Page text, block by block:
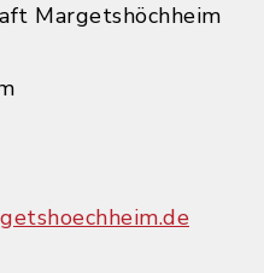
Margetshöchheim